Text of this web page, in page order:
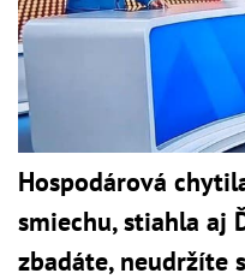
Hospodárová
smiechu, stiahla aj
zbadáte, neudržíte